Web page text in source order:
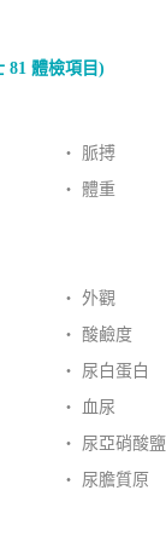
81 體檢項目)
‧ 脈搏
‧ 體重
‧ 外觀
‧ 酸鹼度
‧ 尿白蛋白
‧ 血尿
‧ 尿亞硝酸鹽
‧ 尿膽質原